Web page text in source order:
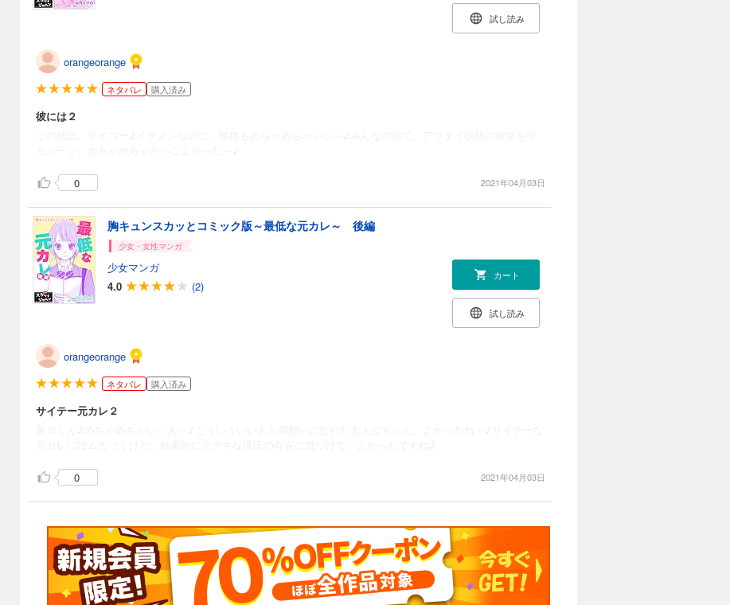
試し読み
orangeorange
ネタバレ 購入済み
彼には２
0 2021年04月03日
胸キュンスカッとコミック版～最低な元カレ～ 後編
少女・女性マンガ
少女マンガ
4.0
(2)
カート
試し読み
orangeorange
ネタバレ 購入済み
サイテー元カレ２
0 2021年04月03日